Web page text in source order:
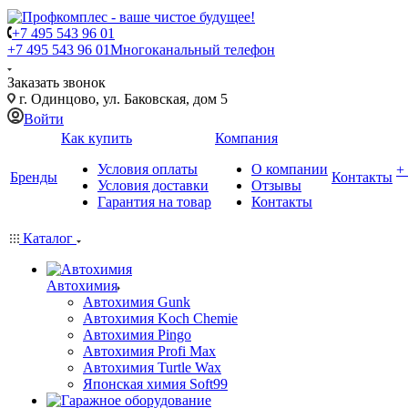
+7 495 543 96 01
+7 495 543 96 01Многоканальный телефон
Заказать звонок
г. Одинцово, ул. Баковская, дом 5
Войти
Бренды
Как купить
Условия оплаты
Условия доставки
Гарантия на товар
Компания
О компании
Отзывы
Контакты
Контакты
Каталог
Автохимия
Автохимия Gunk
Автохимия Koch Chemie
Автохимия Pingo
Автохимия Profi Max
Автохимия Turtle Wax
Японская химия Soft99